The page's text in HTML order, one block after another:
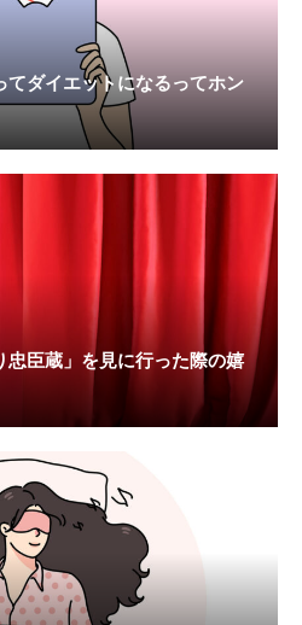
てダイエットになるってホン
忠臣蔵」を見に行った際の嬉